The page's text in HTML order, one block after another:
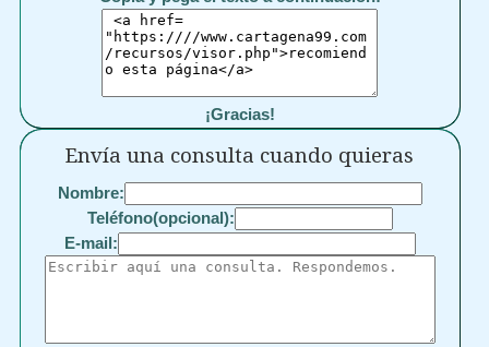
¡Gracias!
Envía una consulta cuando quieras
Nombre:
Teléfono(opcional):
E-mail: